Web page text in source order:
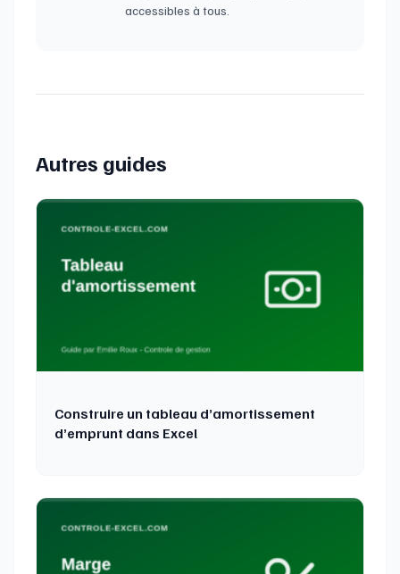
accessibles à tous.
Autres guides
Construire un tableau d’amortissement
d’emprunt dans Excel